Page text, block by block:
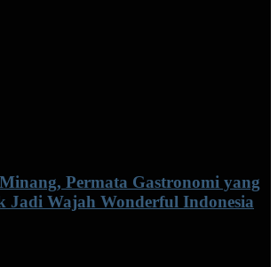
Permata Gastronomi yang
Jadi Wajah Wonderful Indonesia